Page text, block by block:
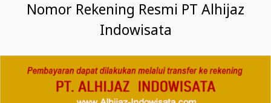
Nomor Rekening Resmi PT Alhijaz
Indowisata